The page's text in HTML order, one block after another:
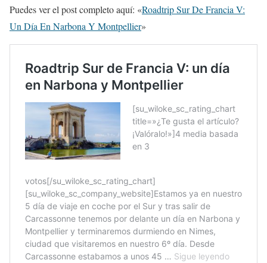
Puedes ver el post completo aquí: «Roadtrip Sur De Francia V:
Un Día En Narbona Y Montpellier»